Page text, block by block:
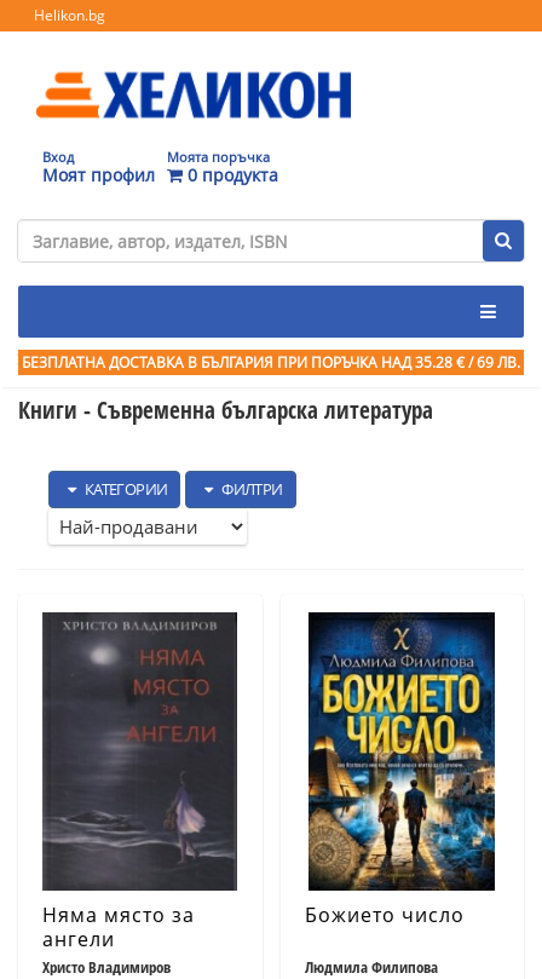
Helikon.bg
Вход
Моят профил
Моята поръчка
0 продукта
БЕЗПЛАТНА ДОСТАВКА В БЪЛГАРИЯ ПРИ ПОРЪЧКА НАД 35.28 € / 69 ЛВ.
Книги - Съвременна българска литература
КАТЕГОРИИ ФИЛТРИ
Няма място за
ангели
Христо Владимиров
Божието число
Людмила Филипова